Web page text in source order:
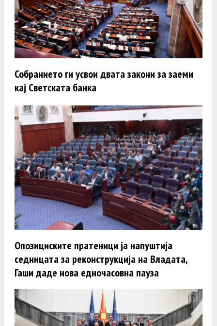
Собранието ги усвои двата закони за заеми
кај Светската банка
Опозициските пратеници ја напуштија
седницата за реконструкција на Владата,
Гаши даде нова едночасовна пауза